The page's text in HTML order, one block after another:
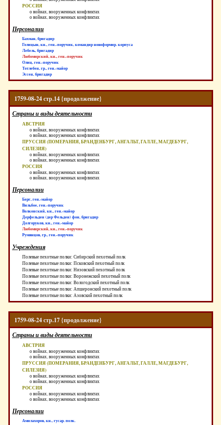
РОССИЯ
о войнах, вооруженных конфликтах
о войнах, вооруженных конфликтах
Персоналии
Бахман, бригадир
Голицын, кн., ген.-поручик, командир новоформир. корпуса
Лебель, бригадир
Любомирский, кн., ген.-поручик
Олиц, ген.-поручик
Тотлебен, гр., ген.-майор
Эссен, бригадир
1759-08-24 стр.14 {продолжение}
Страны и виды деятельности
АВСТРИЯ
о войнах, вооруженных конфликтах
о войнах, вооруженных конфликтах
ПРУССИЯ (ПОМЕРАНИЯ, БРАНДЕНБУРГ, АНГАЛЬТ, ГАЛЛЕ, МАГДЕБУРГ,
СИЛЕЗИЯ)
о войнах, вооруженных конфликтах
о войнах, вооруженных конфликтах
РОССИЯ
о войнах, вооруженных конфликтах
о войнах, вооруженных конфликтах
Персоналии
Берг, ген.-майор
Вильбое, ген.-поручик
Волконский, кн., ген.-майор
Дерфельден (дер Фельден) фон, бригадир
Долгоруков, кн., ген.-майор
Любомирский, кн., ген.-поручик
Румянцов, гр., ген.-поручик
Учреждения
Полевые пехотные полки: Сибирский пехотный полк
Полевые пехотные полки: Псковский пехотный полк
Полевые пехотные полки: Низовский пехотный полк
Полевые пехотные полки: Воронежский пехотный полк
Полевые пехотные полки: Вологодский пехотный полк
Полевые пехотные полки: Апшеронский пехотный полк
Полевые пехотные полки: Азовский пехотный полк
1759-08-24 стр.17 {продолжение}
Страны и виды деятельности
АВСТРИЯ
о войнах, вооруженных конфликтах
о войнах, вооруженных конфликтах
ПРУССИЯ (ПОМЕРАНИЯ, БРАНДЕНБУРГ, АНГАЛЬТ, ГАЛЛЕ, МАГДЕБУРГ,
СИЛЕЗИЯ)
о войнах, вооруженных конфликтах
о войнах, вооруженных конфликтах
РОССИЯ
о войнах, вооруженных конфликтах
о войнах, вооруженных конфликтах
Персоналии
Амилахоров, кн., гусар. полк.